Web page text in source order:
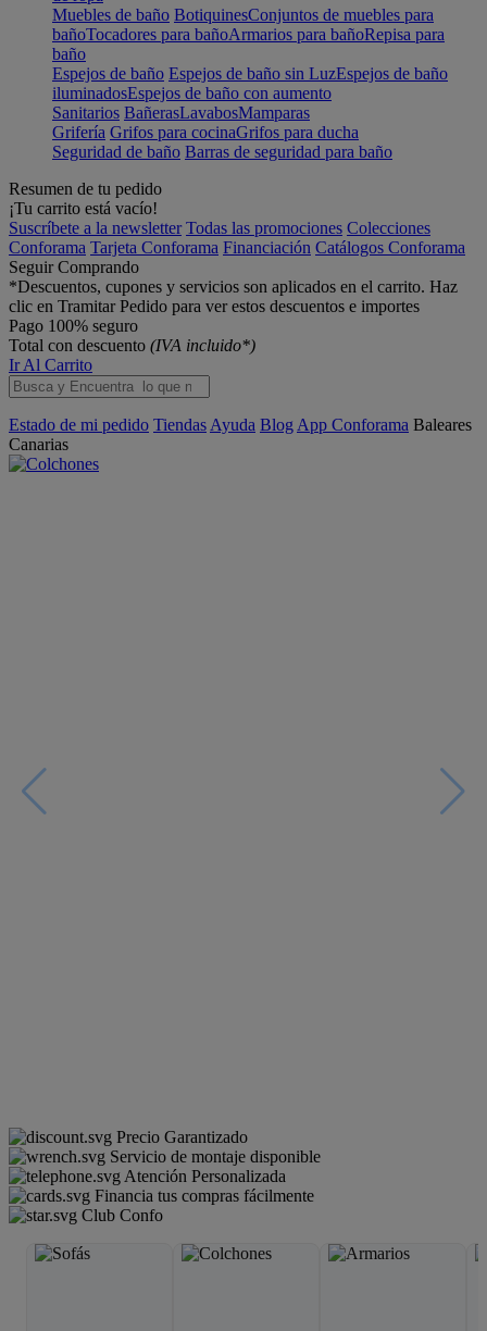
Muebles de baño BotiquinesConjuntos de muebles para
bañoTocadores para bañoArmarios para bañoRepisa para
baño
Espejos de baño Espejos de baño sin LuzEspejos de baño
iluminadosEspejos de baño con aumento
Sanitarios BañerasLavabosMamparas
Grifería Grifos para cocinaGrifos para ducha
Seguridad de baño Barras de seguridad para baño
Resumen de tu pedido
¡Tu carrito está vacío!
Suscríbete a la newsletter Todas las promociones Colecciones
Conforama Tarjeta Conforama Financiación Catálogos Conforama
Seguir Comprando
*Descuentos, cupones y servicios son aplicados en el carrito. Haz
clic en Tramitar Pedido para ver estos descuentos e importes
Pago 100% seguro
Total con descuento (IVA incluido*)
Ir Al Carrito
Estado de mi pedido Tiendas Ayuda Blog App Conforama Baleares
Canarias
Precio Garantizado
Servicio de montaje disponible
Atención Personalizada
Financia tus compras fácilmente
Club Confo